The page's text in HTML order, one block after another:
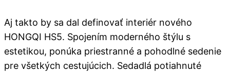
Aj takto by sa dal definovať interiér nového
HONGQI HS5. Spojením moderného štýlu s
estetikou, ponúka priestranné a pohodlné sedenie
pre všetkých cestujúcich. Sedadlá potiahnuté